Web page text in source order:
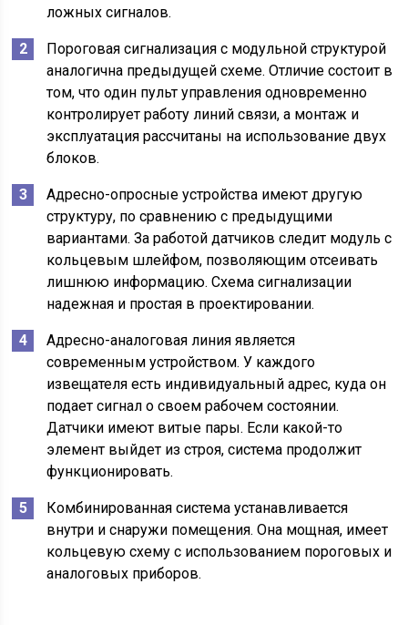
ложных сигналов.
Пороговая сигнализация с модульной структурой
аналогична предыдущей схеме. Отличие состоит в
том, что один пульт управления одновременно
контролирует работу линий связи, а монтаж и
эксплуатация рассчитаны на использование двух
блоков.
Адресно-опросные устройства имеют другую
структуру, по сравнению с предыдущими
вариантами. За работой датчиков следит модуль с
кольцевым шлейфом, позволяющим отсеивать
лишнюю информацию. Схема сигнализации
надежная и простая в проектировании.
Адресно-аналоговая линия является
современным устройством. У каждого
извещателя есть индивидуальный адрес, куда он
подает сигнал о своем рабочем состоянии.
Датчики имеют витые пары. Если какой-то
элемент выйдет из строя, система продолжит
функционировать.
Комбинированная система устанавливается
внутри и снаружи помещения. Она мощная, имеет
кольцевую схему с использованием пороговых и
аналоговых приборов.